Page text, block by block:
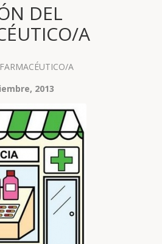
DEL
A
A
2013